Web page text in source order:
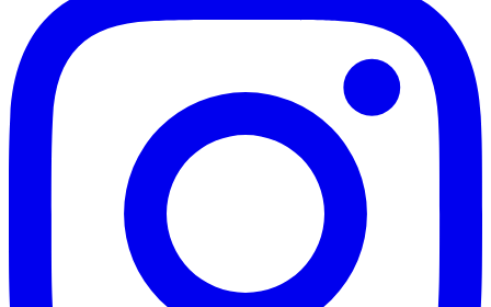
Flamengo